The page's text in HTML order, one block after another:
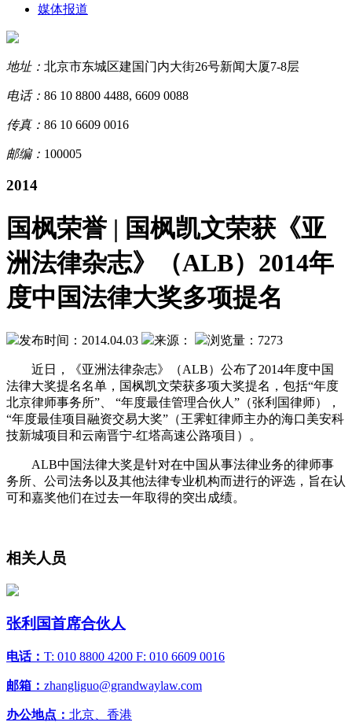
媒体报道
地址： 北京市东城区建国门内大街26号新闻大厦7-8层
电话： 86 10 8800 4488, 6609 0088
传真： 86 10 6609 0016
邮编： 100005
2014
国枫荣誉 | 国枫凯文荣获《亚
洲法律杂志》（ALB）2014年
度中国法律大奖多项提名
发布时间：2014.04.03 来源： 浏览量：7273
近日，《亚洲法律杂志》（ALB）公布了2014年度中国
法律大奖提名名单，国枫凯文荣获多项大奖提名，包括“年度
北京律师事务所”、 “年度最佳管理合伙人”（张利国律师），
“年度最佳项目融资交易大奖”（王霁虹律师主办的海口美安科
技新城项目和云南晋宁-红塔高速公路项目）。
ALB中国法律大奖是针对在中国从事法律业务的律师事
务所、公司法务以及其他法律专业机构而进行的评选，旨在认
可和嘉奖他们在过去一年取得的突出成绩。
相关人员
张利国首席合伙人
电话： T: 010 8800 4200 F: 010 6609 0016
邮箱： zhangliguo@grandwaylaw.com
办公地点： 北京、香港